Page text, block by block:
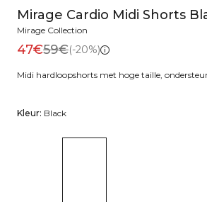
Mirage Cardio Midi Shorts
Mirage Collection
47€59€(-20%)
Midi hardloopshorts met hoge taille,
Kleur: Black